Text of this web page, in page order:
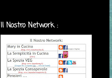
Il Nostro Network :